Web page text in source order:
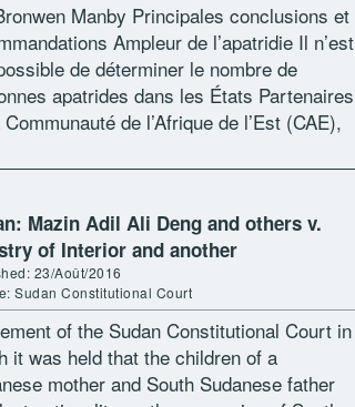
Manby Principales conclusions et
Ampleur de l’apatridie Il n’est
de déterminer le nombre de
apatrides dans les États Partenaires
de l’Afrique de l’Est (CAE),
Mazin Adil Ali Deng and others v.
of Interior and another
23/Août/2016
Sudan Constitutional Court
of the Sudan Constitutional Court in
it was held that the children of a
mother and South Sudanese father